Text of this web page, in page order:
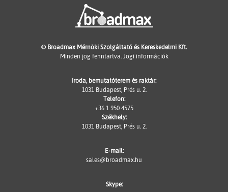
© Broadmax Mérnöki Szolgáltató és Kereskedelmi Kft.
Minden jog fenntartva. Jogi információk
Iroda, bemutatóterem és raktár:
1031 Budapest, Prés u. 2.
Telefon:
+36 1 950 4575
Székhely:
1031 Budapest, Prés u. 2.
E-mail:
sales@broadmax.hu
Skype: